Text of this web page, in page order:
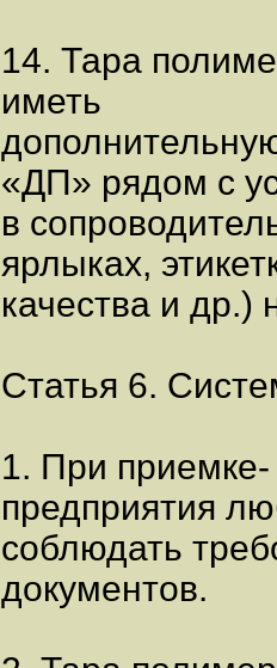
14. Тара
иметь
«ДП» рядом с
в
ярлыках,
качества и др.)
Статья 6.
1. При
предприятия
соблюдать
документов.